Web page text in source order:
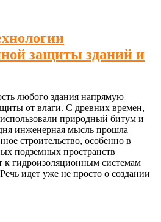
защиты зданий и
любого здания напрямую
от влаги. С древних времен,
природный битум и
инженерная мысль прошла
строительство, особенно в
подземных пространств
к гидроизоляционным системам
идет уже не просто о создании